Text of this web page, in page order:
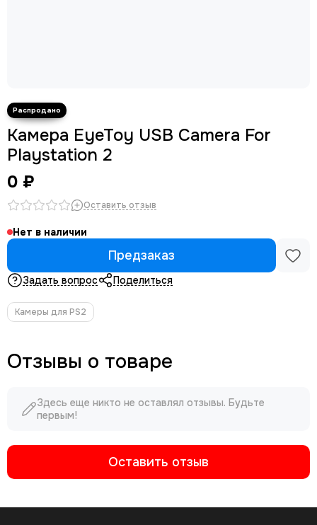
Камера EyeToy USB Camera For
Playstation 2
0 ₽
Оставить отзыв
Нет в наличии
Предзаказ
Задать вопрос Поделиться
Камеры для PS2
Отзывы о товаре
Здесь еще никто не оставлял отзывы. Будьте
первым!
Оставить отзыв